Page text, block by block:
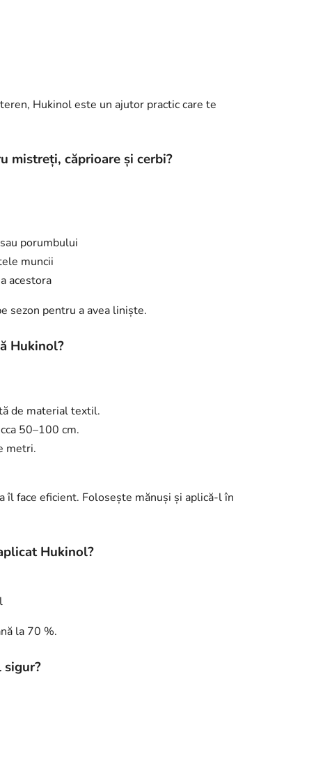
Hukinol este un ajutor practic care te
mistreți, căprioare și cerbi?
porumbului
muncii
acestora
sezon pentru a avea liniște.
Hukinol?
de material textil.
50–100 cm.
metri.
face eficient. Folosește mănuși și aplică-l în
Hukinol?
la 70 %.
sigur?